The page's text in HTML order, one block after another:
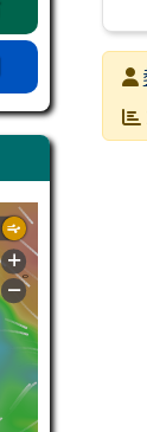
發
發
瀏